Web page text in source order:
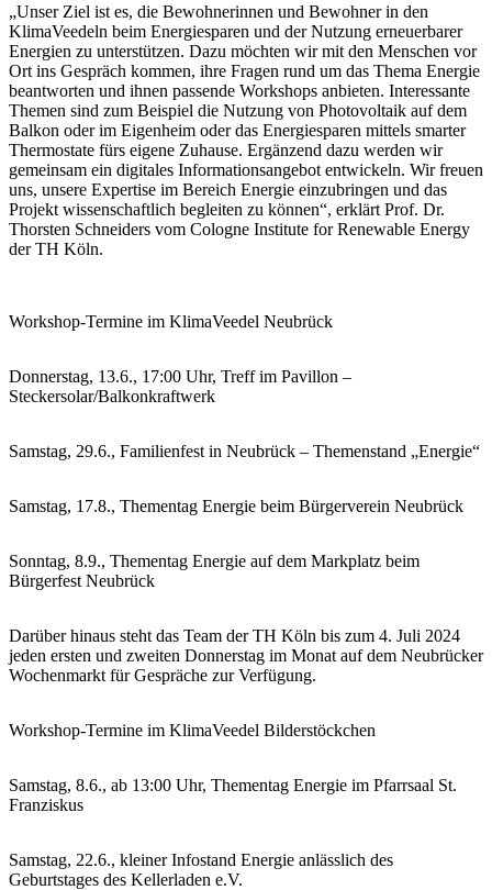
„Unser Ziel ist es, die Bewohnerinnen und Bewohner in den
KlimaVeedeln beim Energiesparen und der Nutzung erneuerbarer
Energien zu unterstützen. Dazu möchten wir mit den Menschen vor
Ort ins Gespräch kommen, ihre Fragen rund um das Thema Energie
beantworten und ihnen passende Workshops anbieten. Interessante
Themen sind zum Beispiel die Nutzung von Photovoltaik auf dem
Balkon oder im Eigenheim oder das Energiesparen mittels smarter
Thermostate fürs eigene Zuhause. Ergänzend dazu werden wir
gemeinsam ein digitales Informationsangebot entwickeln. Wir freuen
uns, unsere Expertise im Bereich Energie einzubringen und das
Projekt wissenschaftlich begleiten zu können“, erklärt Prof. Dr.
Thorsten Schneiders vom Cologne Institute for Renewable Energy
der TH Köln.
Workshop-Termine im KlimaVeedel Neubrück
Donnerstag, 13.6., 17:00 Uhr, Treff im Pavillon –
Steckersolar/Balkonkraftwerk
Samstag, 29.6., Familienfest in Neubrück – Themenstand „Energie“
Samstag, 17.8., Thementag Energie beim Bürgerverein Neubrück
Sonntag, 8.9., Thementag Energie auf dem Markplatz beim
Bürgerfest Neubrück
Darüber hinaus steht das Team der TH Köln bis zum 4. Juli 2024
jeden ersten und zweiten Donnerstag im Monat auf dem Neubrücker
Wochenmarkt für Gespräche zur Verfügung.
Workshop-Termine im KlimaVeedel Bilderstöckchen
Samstag, 8.6., ab 13:00 Uhr, Thementag Energie im Pfarrsaal St.
Franziskus
Samstag, 22.6., kleiner Infostand Energie anlässlich des
Geburtstages des Kellerladen e.V.